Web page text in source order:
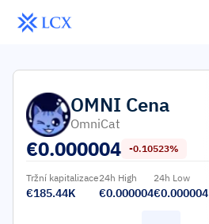
OMNI Cena
OmniCat
€0.000004 -0.10523%
Tržní kapitalizace
€185.44K
24h High
€0.000004
24h Low
€0.000004